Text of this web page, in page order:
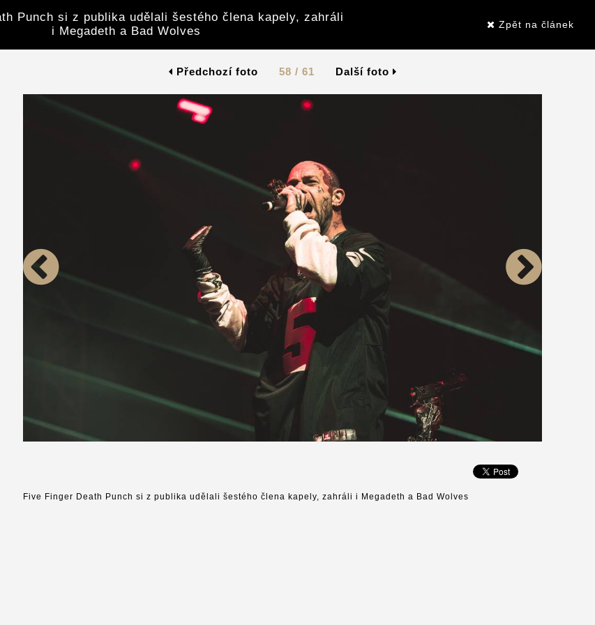
Punch si z publika udělali šestého člena kapely, zahráli
i Megadeth a Bad Wolves
Zpět na článek
Předchozí foto 58 / 61 Další foto
Five Finger Death Punch si z publika udělali šestého člena kapely, zahráli i Megadeth a Bad Wolves